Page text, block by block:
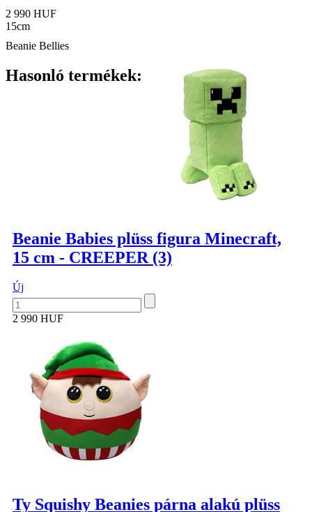
2 990 HUF
15cm
Beanie Bellies
Hasonló termékek:
Beanie Babies plüss figura Minecraft,
15 cm - CREEPER (3)
Új
2 990 HUF
Ty Squishy Beanies párna alakú plüss